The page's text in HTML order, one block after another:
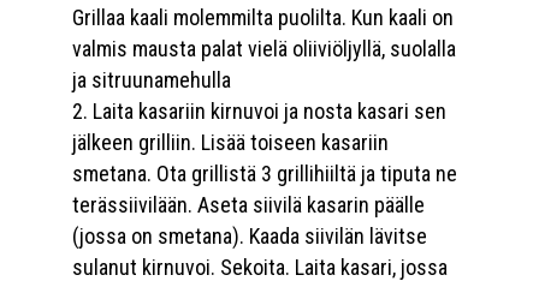
Grillaa kaali molemmilta puolilta. Kun kaali on
valmis mausta palat vielä oliiviöljyllä, suolalla
ja sitruunamehulla
Laita kasariin kirnuvoi ja nosta kasari sen
jälkeen grilliin. Lisää toiseen kasariin
smetana. Ota grillistä 3 grillihiiltä ja tiputa ne
terässiivilään. Aseta siivilä kasarin päälle
(jossa on smetana). Kaada siivilän lävitse
sulanut kirnuvoi. Sekoita. Laita kasari, jossa